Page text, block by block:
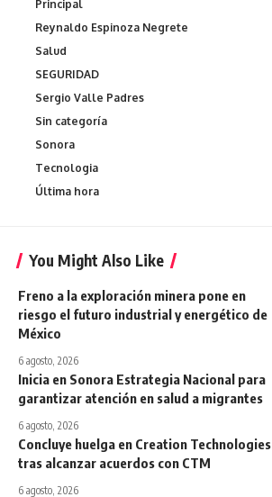
Principal
Reynaldo Espinoza Negrete
Salud
SEGURIDAD
Sergio Valle Padres
Sin categoría
Sonora
Tecnologia
Última hora
You Might Also Like
Freno a la exploración minera pone en
riesgo el futuro industrial y energético de
México
6 agosto, 2026
Inicia en Sonora Estrategia Nacional para
garantizar atención en salud a migrantes
6 agosto, 2026
Concluye huelga en Creation Technologies
tras alcanzar acuerdos con CTM
6 agosto, 2026